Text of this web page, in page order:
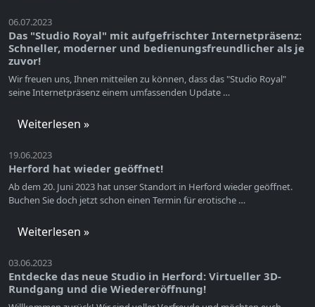
06.07.2023
Das "Studio Royal" mit aufgefrischter Internetpräsenz:
Schneller, moderner und bedienungsfreundlicher als je
zuvor!
Wir freuen uns, Ihnen mitteilen zu können, dass das "Studio Royal"
seine Internetpräsenz einem umfassenden Update …
Weiterlesen »
19.06.2023
Herford hat wieder geöffnet!
Ab dem 20. Juni 2023 hat unser Standort in Herford wieder geöffnet.
Buchen Sie doch jetzt schon einen Termin für erotische …
Weiterlesen »
03.06.2023
Entdecke das neue Studio in Herford: Virtueller 3D-
Rundgang und die Wiedereröffnung!